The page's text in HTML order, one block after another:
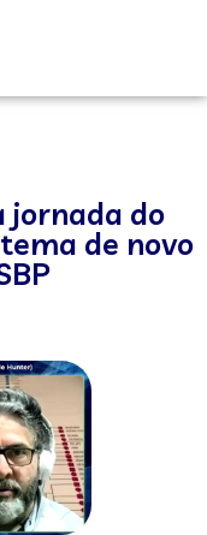
jornada do
de novo